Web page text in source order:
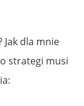
Jak dla mnie
strategi musi